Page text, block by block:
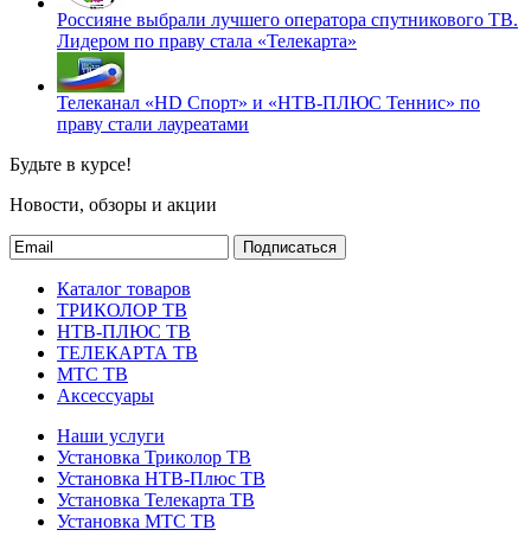
Россияне выбрали лучшего оператора спутникового ТВ.
Лидером по праву стала «Телекарта»
Телеканал «HD Спорт» и «НТВ-ПЛЮС Теннис» по
праву стали лауреатами
Будьте в курсе!
Новости, обзоры и акции
Подписаться
Каталог товаров
ТРИКОЛОР ТВ
НТВ-ПЛЮС ТВ
ТЕЛЕКАРТА ТВ
МТС ТВ
Аксессуары
Наши услуги
Установка Триколор ТВ
Установка НТВ-Плюс ТВ
Установка Телекарта ТВ
Установка МТС ТВ